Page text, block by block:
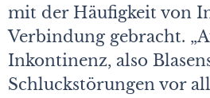
mit der Häufigkeit von
Verbindung gebracht.
Inkontinenz, also
Schluckstörungen vor